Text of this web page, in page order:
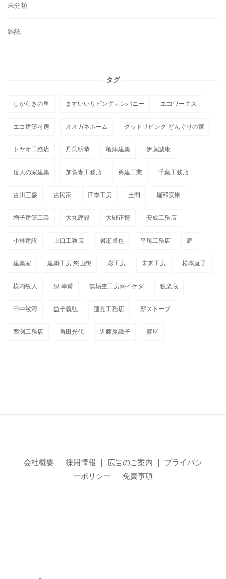
未分類
雑誌
タグ
しがらきの里 ますいいリビングカンパニー エコワークス
エコ建築考房 オオガネホーム グッドリビング どんぐりの家
トヤオ工務店 丹呉明恭 亀津建築 伊藤誠康
倭人の家建築 加賀妻工務店 勇建工業 千葉工務店
古川三盛 古民家 四季工房 土間 堀部安嗣
増子建築工業 大丸建設 大野正博 安成工務店
小林建設 山口工務店 岩瀬卓也 平尾工務店 庭
建築家 建築工房 悠山想 彩工房 未来工房 松本直子
横内敏人 泉 幸甫 無垢杢工房㈱イケダ 独楽蔵
田中敏溥 益子義弘 蓮見工務店 薪ストーブ
西渕工務店 角田光代 近藤夏織子 響屋
会社概要 ｜ 採用情報 ｜ 広告のご案内 ｜
プライバシ
ーポリシー ｜ 免責事項